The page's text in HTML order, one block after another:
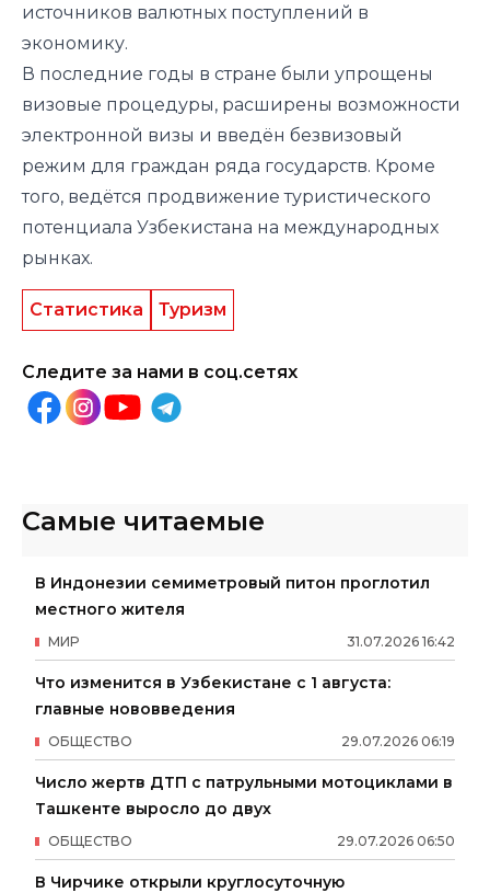
источников валютных поступлений в
экономику.
В последние годы в стране были упрощены
визовые процедуры, расширены возможности
электронной визы и введён безвизовый
режим для граждан ряда государств. Кроме
того, ведётся продвижение туристического
потенциала Узбекистана на международных
рынках.
Статистика Туризм
Следите за нами в соц.сетях
Самые читаемые
В Индонезии семиметровый питон проглотил
местного жителя
31.07.2026 16:42
МИР
Что изменится в Узбекистане с 1 августа:
главные нововведения
29.07.2026 06:19
ОБЩЕСТВО
Число жертв ДТП с патрульными мотоциклами в
Ташкенте выросло до двух
29.07.2026 06:50
ОБЩЕСТВО
В Чирчике открыли круглосуточную